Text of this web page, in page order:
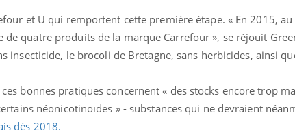
et U qui remportent cette première étape. « En 2015,
de quatre produits de la marque Carrefour », se réjouit
insecticide, le brocoli de Bretagne, sans herbicides, ainsi
bonnes pratiques concernent « des stocks encore trop
néonicotinoïdes » - substances qui ne devraient
dès 2018.